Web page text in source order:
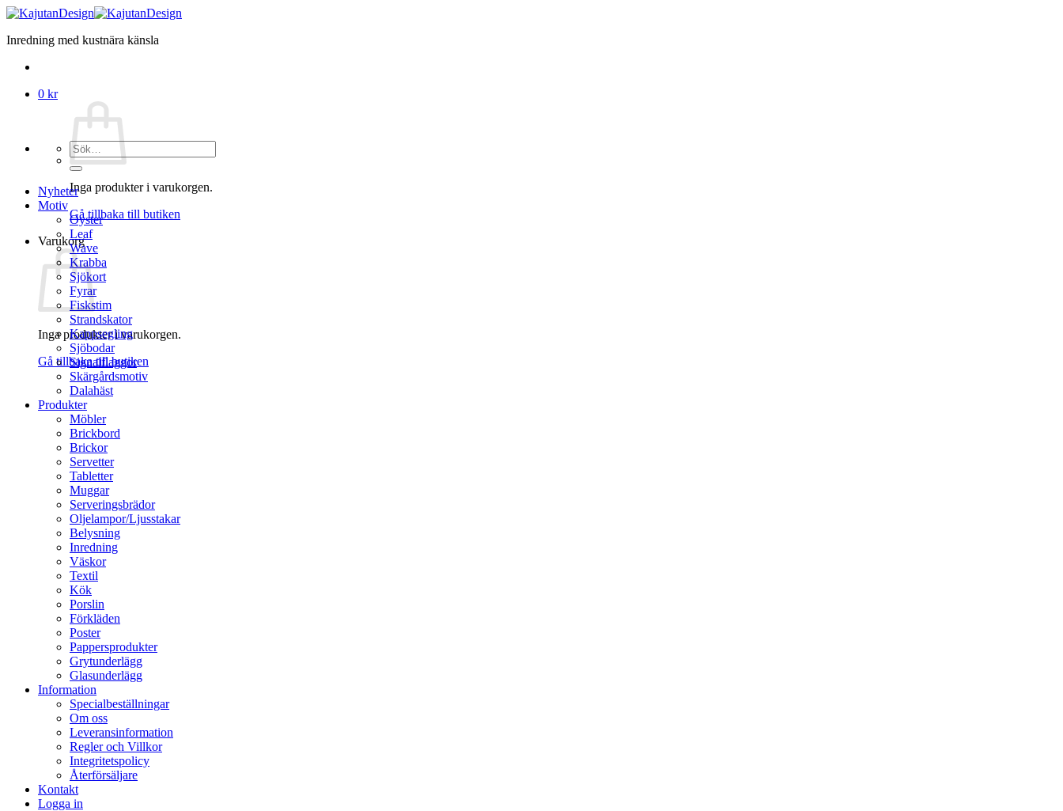
Skip
content
Inredning med kustnära känsla
0 kr
Inga produkter i varukorgen.
Gå tillbaka till butiken
Varukorg
Inga produkter i varukorgen.
Gå tillbaka till butiken
Sök
efter:
Nyheter
Motiv
Oyster
Leaf
Wave
Krabba
Sjökort
Fyrar
Fiskstim
Strandskator
Kappsegling
Sjöbodar
Signalflaggor
Skärgårdsmotiv
Dalahäst
Produkter
Möbler
Brickbord
Brickor
Servetter
Tabletter
Muggar
Serveringsbrädor
Oljelampor/Ljusstakar
Belysning
Inredning
Väskor
Textil
Kök
Porslin
Förkläden
Poster
Pappersprodukter
Grytunderlägg
Glasunderlägg
Information
Specialbeställningar
Om oss
Leveransinformation
Regler och Villkor
Integritetspolicy
Återförsäljare
Kontakt
Logga in